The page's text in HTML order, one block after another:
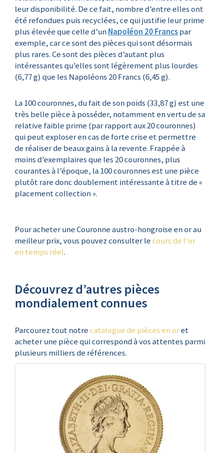
leur disponibilité. De ce fait, nombre d’entre elles ont
été refondues puis recyclées, ce qui justifie leur prime
plus élevée que celle d’unNapoléon 20 Francspar
exemple, car ce sont des pièces qui sont désormais
plus rares. Ce sont des pièces d’autant plus
intéressantes qu’elles sont légèrement plus lourdes
(6,77 g) que les Napoléons 20 Francs (6,45 g).
La 100 couronnes, du fait de son poids (33,87 g) est une
très belle pièce à posséder, notamment en vertu de sa
relative faible prime (par rapport aux 20 couronnes)
qui peut exploser en cas de forte crise et permettre
de réaliser de beaux gains à la revente. Frappée à
moins d’exemplaires que les 20 couronnes, plus
courantes à l’époque, la 100 couronnes est une pièce
plutôt rare donc doublement intéressante à titre de «
placement collection ».
Pour acheter une Couronne austro-hongroise en or au
meilleur prix, vous pouvez consulter lecours de l'or
en temps réel.
Découvrez d’autres pièces
mondialement connues
Parcourez tout notrecatalogue de pièces en oret
acheter une pièce qui correspond à vos attentes parmi
plusieurs milliers de références.